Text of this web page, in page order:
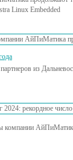
Linux Embedded
из
компании